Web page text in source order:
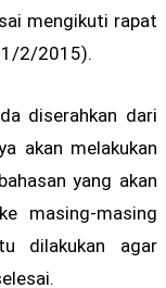
mengikuti rapat
2/2015).
diserahkan dari
akan melakukan
yang akan
masing-masing
dilakukan agar